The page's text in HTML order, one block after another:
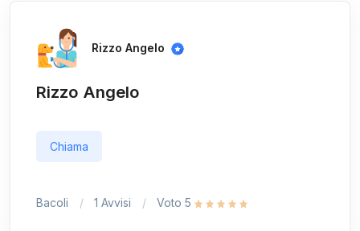
Rizzo Angelo
Rizzo Angelo
Chiama
Bacoli 1 Avvisi Voto 5